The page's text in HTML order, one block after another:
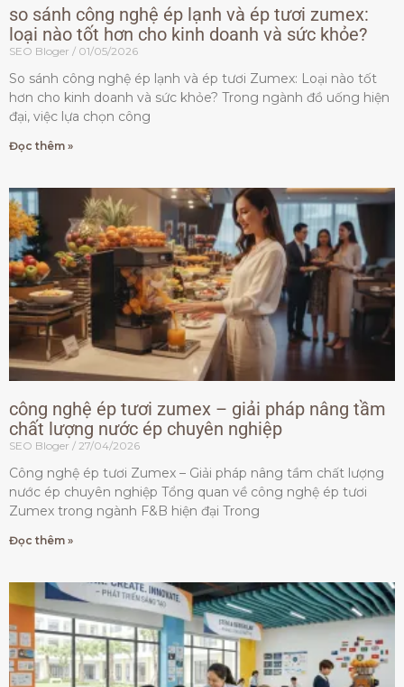
so sánh công nghệ ép lạnh và ép tươi zumex:
loại nào tốt hơn cho kinh doanh và sức khỏe?
SEO Bloger 01/05/2026
So sánh công nghệ ép lạnh và ép tươi Zumex: Loại nào tốt
hơn cho kinh doanh và sức khỏe? Trong ngành đồ uống hiện
đại, việc lựa chọn công
Đọc thêm »
công nghệ ép tươi zumex – giải pháp nâng tầm
chất lượng nước ép chuyên nghiệp
SEO Bloger 27/04/2026
Công nghệ ép tươi Zumex – Giải pháp nâng tầm chất lượng
nước ép chuyên nghiệp Tổng quan về công nghệ ép tươi
Zumex trong ngành F&B hiện đại Trong
Đọc thêm »